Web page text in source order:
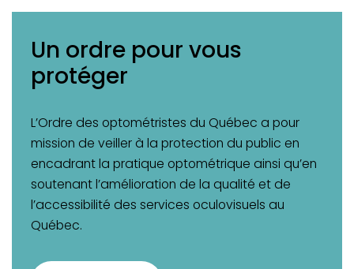
Un ordre pour vous
protéger
L’Ordre des optométristes du Québec a pour
mission de veiller à la protection du public en
encadrant la pratique optométrique ainsi qu’en
soutenant l’amélioration de la qualité et de
l’accessibilité des services oculovisuels au
Québec.